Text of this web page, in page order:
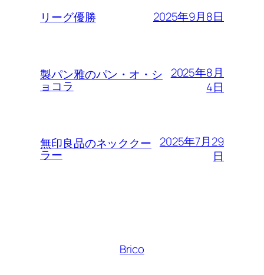
リーグ優勝 2025年9月8日
製パン雅のパン・オ・シ
ョコラ
2025年8月
4日
無印良品のネッククー
ラー
2025年7月29
日
Brico